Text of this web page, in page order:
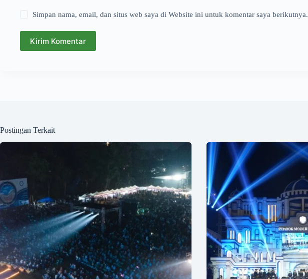
Simpan nama, email, dan situs web saya di Website ini untuk komentar saya berikutnya.
Kirim Komentar
Postingan Terkait